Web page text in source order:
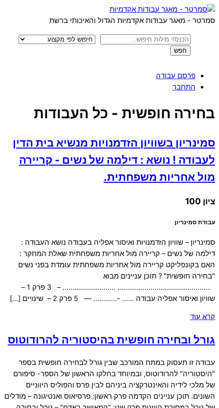
Skip
to
Menu
סמרטר - מאגר עבודות אקדמיות הגדול והאיכותי ברשת
פרסם עבודה
התחבר
Menu
בחירה חופשית - כל העבודות
סמינריון בשוויון הזדמנויות מנשיא בית הדין
לעבודה ! נושא : דילמה של נשים - קריירה
מול אחריות משפחתית.
ציון 100
עבודת סמינריון
סמינריון – שוויון הזדמנויות ואיסור אפליה בעבודה נושא העבודה :
דילמה של נשים – קריירה מול אחריות משפחתית שאלת המחקר :
האם בקונפליקט קריירה מול אחריות משפחתית עומדת בפני נשים
"בחירה חופשית" ? תוכן עניינים מבוא
………………………………………… ……………………… – 3 פרק 1 –
שוויון ואיסור אפליה עבודה …… -………… — 5 פרק 2 – שינויים […]
קרא עוד
גורל ובחירה חופשית בהיסטוריה להרודוטוס
עבודה זו תעסוק במתח המורכב שבין גורל לבחירה חופשית בספר
"היסטוריה" להרודוטוס, ובמיוחד בחלקו הראשון של הספר- סיפורם
של מלכי לידיה והאינטרקציה ביניהם לבין פרס והפוליס היווניים
השונים. תוכן עניינים הקדמה פרק ראשון: פרסיאוס ואנטיגונה – מודלים